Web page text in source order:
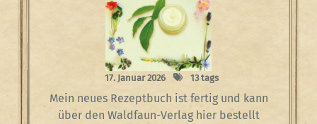
17. Januar 2026 13 tags
Mein neues Rezeptbuch ist fertig und kann
über den Waldfaun-Verlag hier bestellt